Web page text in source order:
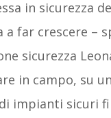
in sicurezza
far crescere –
sicurezza
in campo, su
impianti sicuri